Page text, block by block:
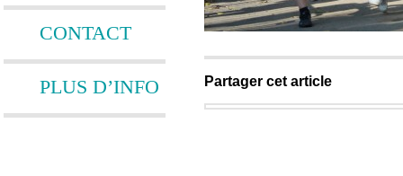
CONTACT
PLUS D’INFO Partager cet article